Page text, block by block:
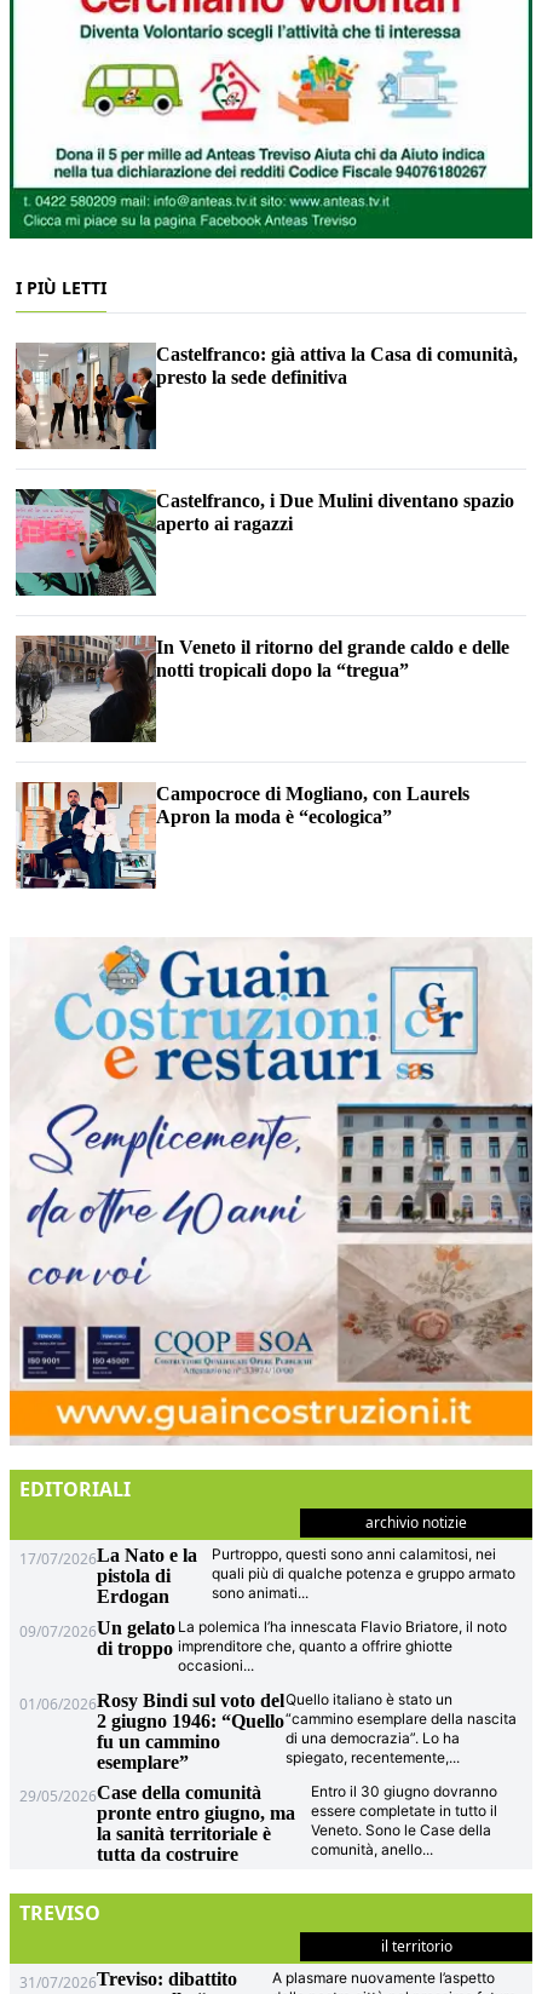
I PIÙ LETTI
Castelfranco: già attiva la Casa di comunità,
presto la sede definitiva
Castelfranco, i Due Mulini diventano spazio
aperto ai ragazzi
In Veneto il ritorno del grande caldo e delle
notti tropicali dopo la “tregua”
Campocroce di Mogliano, con Laurels
Apron la moda è “ecologica”
EDITORIALI
archivio notizie
17/07/2026La Nato e la
pistola di
Erdogan
Purtroppo, questi sono anni calamitosi, nei
quali più di qualche potenza e gruppo armato
sono animati...
09/07/2026Un gelato
di troppo
La polemica l’ha innescata Flavio Briatore, il noto
imprenditore che, quanto a offrire ghiotte
occasioni...
01/06/2026Rosy Bindi sul voto del
2 giugno 1946: “Quello
fu un cammino
esemplare”
Quello italiano è stato un
“cammino esemplare della nascita
di una democrazia”. Lo ha
spiegato, recentemente,...
29/05/2026Case della comunità
pronte entro giugno, ma
la sanità territoriale è
tutta da costruire
Entro il 30 giugno dovranno
essere completate in tutto il
Veneto. Sono le Case della
comunità, anello...
TREVISO
il territorio
31/07/2026Treviso: dibattito
A plasmare nuovamente l’aspetto